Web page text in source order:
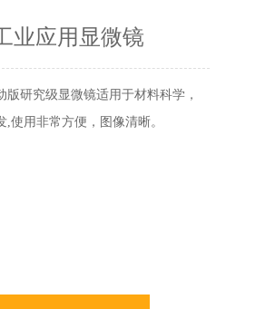
业应用显微镜
研究级显微镜适用于材料科学，
使用非常方便，图像清晰。